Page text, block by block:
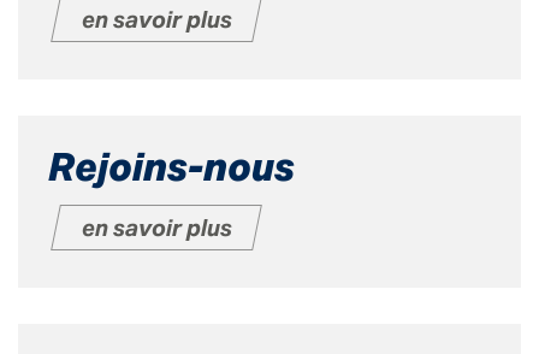
en savoir plus
Rejoins-nous
en savoir plus